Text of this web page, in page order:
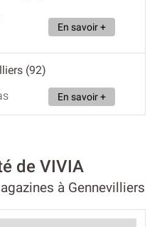
En savoir +
(92)
En savoir +
de VIVIA
à Gennevilliers